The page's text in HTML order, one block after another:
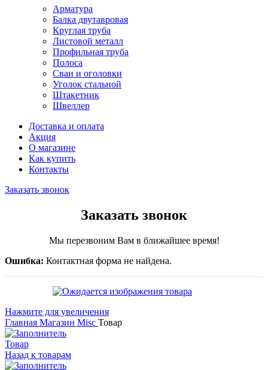
Арматура
Балка двутавровая
Круглая труба
Листовой металл
Профильная труба
Полоса
Сваи и оголовки
Уголок стальной
Штакетник
Швеллер
Доставка и оплата
Акция
О магазине
Как купить
Контакты
Заказать звонок
Заказать звонок
Мы перезвоним Вам в ближайшее время!
Ошибка: Контактная форма не найдена.
Нажмите для увеличения
Главная Магазин Misc Товар
Товар
Назад к товарам